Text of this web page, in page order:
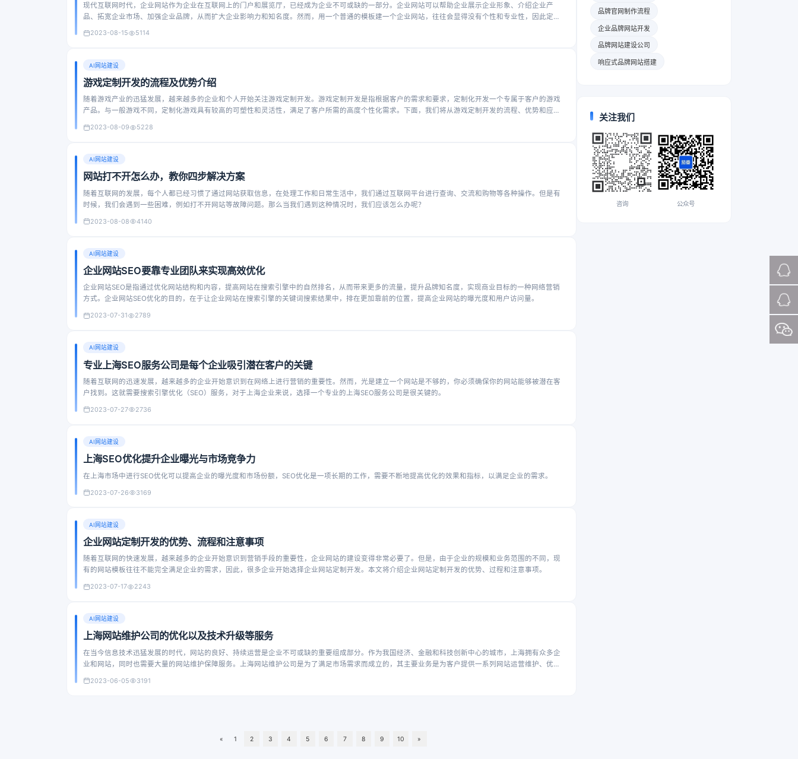
现代互联网时代，企业网站作为企业在互联网上的门户和展览厅，已经成为企业不可或缺的一部分。企业网站可以帮助企业展示企业形象、介绍企业产
品、拓宽企业市场、加强企业品牌，从而扩大企业影响力和知名度。然而，用一个普通的模板建一个企业网站，往往会显得没有个性和专业性，因此定制
2023-08-15 5114
AI网站建设
游戏定制开发的流程及优势介绍
随着游戏产业的迅猛发展，越来越多的企业和个人开始关注游戏定制开发。游戏定制开发是指根据客户的需求和要求，定制化开发一个专属于客户的游戏
产品。与一般游戏不同，定制化游戏具有较高的可塑性和灵活性，满足了客户所需的高度个性化需求。下面，我们将从游戏定制开发的流程、优势和应用
2023-08-09 5228
AI网站建设
网站打不开怎么办，教你四步解决方案
随着互联网的发展，每个人都已经习惯了通过网站获取信息，在处理工作和日常生活中，我们通过互联网平台进行查询、交流和购物等各种操作。但是有
时候，我们会遇到一些困难，例如打不开网站等故障问题。那么当我们遇到这种情况时，我们应该怎么办呢？
2023-08-08 4140
AI网站建设
企业网站SEO要靠专业团队来实现高效优化
企业网站SEO是指通过优化网站结构和内容，提高网站在搜索引擎中的自然排名，从而带来更多的流量，提升品牌知名度，实现商业目标的一种网络营销
方式。企业网站SEO优化的目的，在于让企业网站在搜索引擎的关键词搜索结果中，排在更加靠前的位置，提高企业网站的曝光度和用户访问量。
2023-07-31 2789
AI网站建设
专业上海SEO服务公司是每个企业吸引潜在客户的关键
随着互联网的迅速发展，越来越多的企业开始意识到在网络上进行营销的重要性。然而，光是建立一个网站是不够的，你必须确保你的网站能够被潜在客
户找到。这就需要搜索引擎优化（SEO）服务，对于上海企业来说，选择一个专业的上海SEO服务公司是很关键的。
2023-07-27 2736
AI网站建设
上海SEO优化提升企业曝光与市场竞争力
在上海市场中进行SEO优化可以提高企业的曝光度和市场份额，SEO优化是一项长期的工作，需要不断地提高优化的效果和指标，以满足企业的需求。
2023-07-26 3169
AI网站建设
企业网站定制开发的优势、流程和注意事项
随着互联网的快速发展，越来越多的企业开始意识到营销手段的重要性，企业网站的建设变得非常必要了。但是，由于企业的规模和业务范围的不同，现
有的网站模板往往不能完全满足企业的需求，因此，很多企业开始选择企业网站定制开发。本文将介绍企业网站定制开发的优势、过程和注意事项。
2023-07-17 2243
AI网站建设
上海网站维护公司的优化以及技术升级等服务
在当今信息技术迅猛发展的时代，网站的良好、持续运营是企业不可或缺的重要组成部分。作为我国经济、金融和科技创新中心的城市，上海拥有众多企
业和网站，同时也需要大量的网站维护保障服务。上海网站维护公司是为了满足市场需求而成立的，其主要业务是为客户提供一系列网站运营维护、优化
2023-06-05 3191
« 1 2 3 4 5 6 7 8 9 10 »
品牌官网制作流程
企业品牌网站开发
品牌网站建设公司
响应式品牌网站搭建
关注我们
咨询 公众号